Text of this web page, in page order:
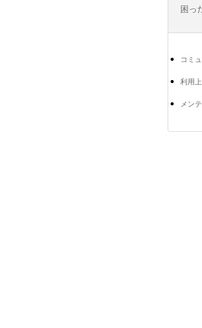
困っ
コミ
利用
メン